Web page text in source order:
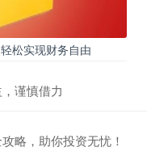
松实现财务自由
谨慎借力
略，助你投资无忧！